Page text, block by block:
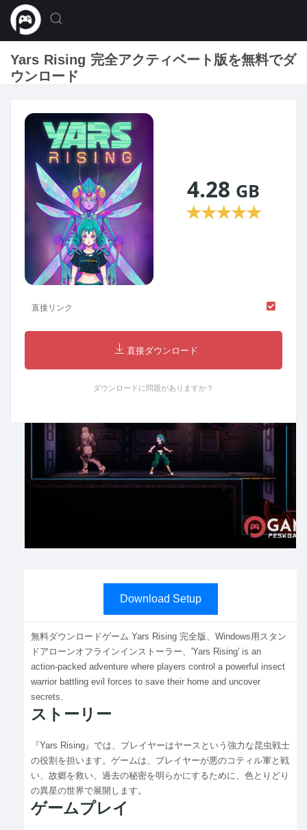
Yars Rising 完全アクティベート版を無料でダ
ウンロード
Download Setup
無料ダウンロードゲーム Yars Rising 完全版、Windows用スタン
ドアローンオフラインインストーラー、'Yars Rising' is an
action-packed adventure where players control a powerful insect
warrior battling evil forces to save their home and uncover
secrets.
ストーリー
『Yars Rising』では、プレイヤーはヤースという強力な昆虫戦士
の役割を担います。ゲームは、プレイヤーが悪のコティル軍と戦
い、故郷を救い、過去の秘密を明らかにするために、色とりどり
の異星の世界で展開します。
ゲームプレイ
4.28 GB
★★★★★
直接リンク
直接ダウンロード
ダウンロードに問題がありますか？